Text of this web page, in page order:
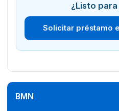
¿Listo
Solicitar préstamo
BMN